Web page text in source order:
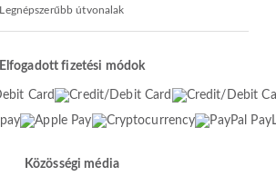
Legnépszerűbb útvonalak
Elfogadott fizetési módok
Közösségi média